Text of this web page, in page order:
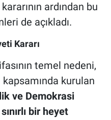
ardından bu
de açıkladı.
Kararı
temel nedeni,
kurulan
ve Demokrasi
bir heyet